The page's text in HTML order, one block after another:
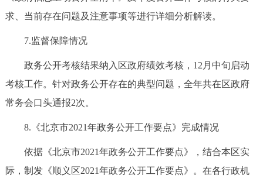
求、当前存在问题及注意事项等进行详细分析解读。
7.监督保障情况
政务公开考核结果纳入区政府绩效考核，12月中旬启动
考核工作。针对政务公开存在的典型问题，全年共在区政府
常务会口头通报2次。
8.《北京市2021年政务公开工作要点》完成情况
依据《北京市2021年政务公开工作要点》，结合本区实
际，制发《顺义区2021年政务公开工作要点》。在各行政机